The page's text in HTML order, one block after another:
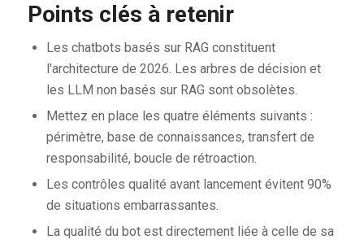
Points clés à retenir
Les chatbots basés sur RAG constituent
l'architecture de 2026. Les arbres de décision et
les LLM non basés sur RAG sont obsolètes.
Mettez en place les quatre éléments suivants :
périmètre, base de connaissances, transfert de
responsabilité, boucle de rétroaction.
Les contrôles qualité avant lancement évitent 90%
de situations embarrassantes.
La qualité du bot est directement liée à celle de sa